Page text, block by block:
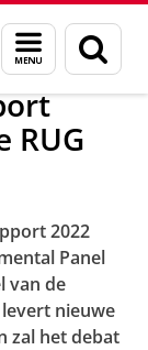
Menu
en
zoeken
RUG
2022
Panel
van de
nieuwe
zal het debat